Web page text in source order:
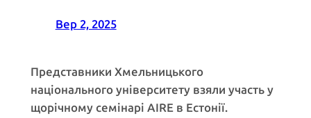
Вер 2, 2025
Представники Хмельницького
національного університету взяли участь у
щорічному семінарі AIRE в Естонії.